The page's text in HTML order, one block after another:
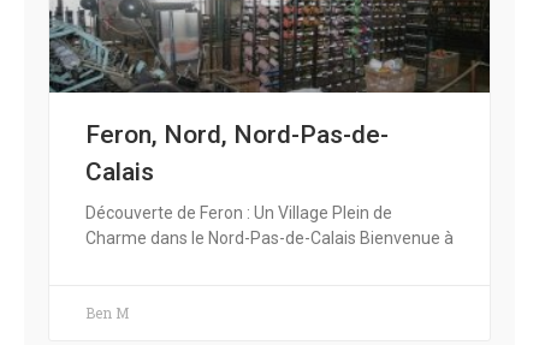
Feron, Nord, Nord-Pas-de-
Calais
Découverte de Feron : Un Village Plein de
Charme dans le Nord-Pas-de-Calais Bienvenue à
Ben M